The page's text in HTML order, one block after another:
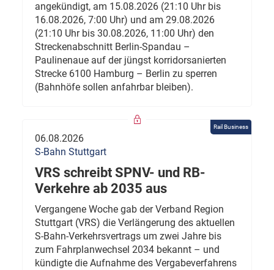
angekündigt, am 15.08.2026 (21:10 Uhr bis
16.08.2026, 7:00 Uhr) und am 29.08.2026
(21:10 Uhr bis 30.08.2026, 11:00 Uhr) den
Streckenabschnitt Berlin-Spandau –
Paulinenaue auf der jüngst korridorsanierten
Strecke 6100 Hamburg – Berlin zu sperren
(Bahnhöfe sollen anfahrbar bleiben).
Rail Business
06.08.2026
S-Bahn Stuttgart
VRS schreibt SPNV- und RB-
Verkehre ab 2035 aus
Vergangene Woche gab der Verband Region
Stuttgart (VRS) die Verlängerung des aktuellen
S-Bahn-Verkehrsvertrags um zwei Jahre bis
zum Fahrplanwechsel 2034 bekannt – und
kündigte die Aufnahme des Vergabeverfahrens